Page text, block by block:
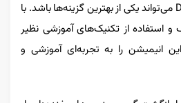
انیمیشن Despicable Me 4 می‌تواند یکی از بهترین گزینه‌ها باشد. با
استفاده از تکنیک‌های آموزشی نظیر
انیمیشن را به تجربه‌ای آموزشی و